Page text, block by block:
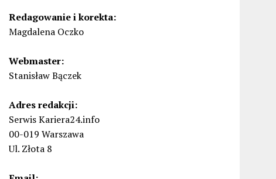
Redagowanie i korekta:
Magdalena Oczko
Webmaster:
Stanisław Bączek
Adres redakcji:
Serwis Kariera24.info
00-019 Warszawa
Ul. Złota 8